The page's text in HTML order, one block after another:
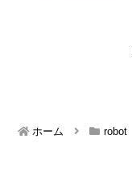
ホーム robot